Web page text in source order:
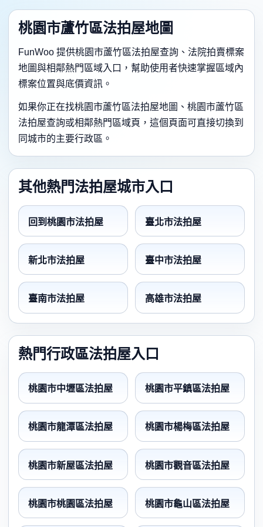
桃園市蘆竹區法拍屋地圖
FunWoo 提供桃園市蘆竹區法拍屋查詢、法院拍賣標案
地圖與相鄰熱門區域入口，幫助使用者快速掌握區域內
標案位置與底價資訊。
如果你正在找桃園市蘆竹區法拍屋地圖、桃園市蘆竹區
法拍屋查詢或相鄰熱門區域頁，這個頁面可直接切換到
同城市的主要行政區。
其他熱門法拍屋城市入口
回到桃園市法拍屋 臺北市法拍屋
新北市法拍屋 臺中市法拍屋
臺南市法拍屋 高雄市法拍屋
熱門行政區法拍屋入口
桃園市中壢區法拍屋 桃園市平鎮區法拍屋
桃園市龍潭區法拍屋 桃園市楊梅區法拍屋
桃園市新屋區法拍屋 桃園市觀音區法拍屋
桃園市桃園區法拍屋 桃園市龜山區法拍屋